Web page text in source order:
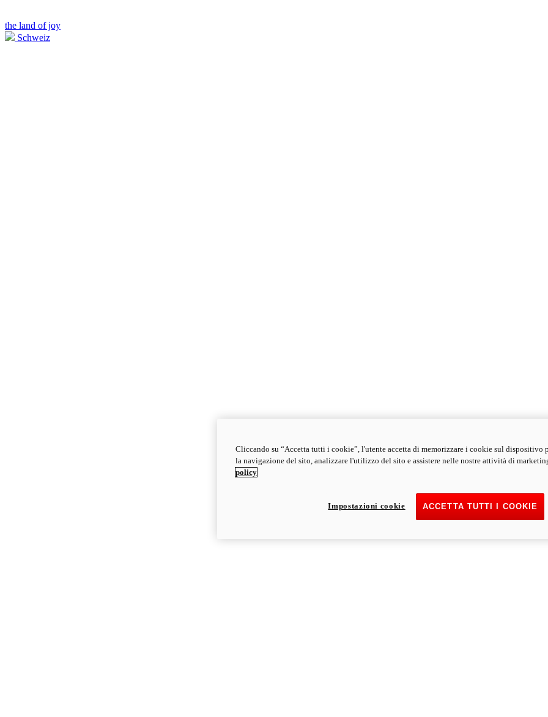
the land of joy
Schweiz
Cliccando su “Accetta tutti i cookie”, l'utente accetta di memorizzare i cookie sul dispositivo
la navigazione del sito, analizzare l'utilizzo del sito e assistere nelle nostre attività di
policy
ACCETTA TUTTI I COOKIE
Impostazioni cookie